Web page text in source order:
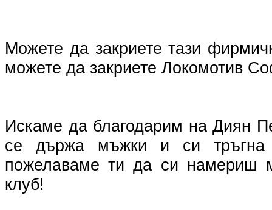
Можете да закриете тази
можете да закриете Локомотив
Искаме да благодарим на Диян
се държа мъжки и си
пожелаваме ти да си намериш
клуб!